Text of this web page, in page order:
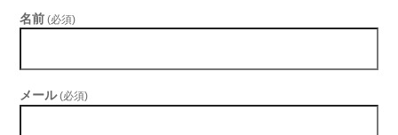
名前 (必須)
メール (必須)